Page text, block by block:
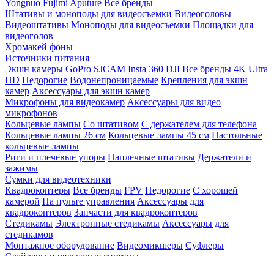
Yongnuo Fujimi Aputure Все бренды
Штативы и моноподы для видеосъемки Видеоголовы
Видеоштативы Моноподы для видеосъемки Площадки для
видеоголов
Хромакей фоны
Источники питания
Экшн камеры GoPro SJCAM Insta 360 DJI Все бренды 4K Ultra
HD Недорогие Водонепроницаемые Крепления для экшн
камер Аксессуары для экшн камер
Микрофоны для видеокамер Аксессуары для видео
микрофонов
Кольцевые лампы Со штативом C держателем для телефона
Кольцевые лампы 26 см Кольцевые лампы 45 см Настольные
кольцевые лампы
Риги и плечевые упоры Наплечные штативы Держатели и
зажимы
Сумки для видеотехники
Квадрокоптеры Все бренды FPV Недорогие С хорошей
камерой На пульте управления Аксессуары для
квадрокоптеров Запчасти для квадрокоптеров
Стедикамы Электронные стедикамы Аксессуары для
стедикамов
Монтажное оборудование Видеомикшеры Суфлеры